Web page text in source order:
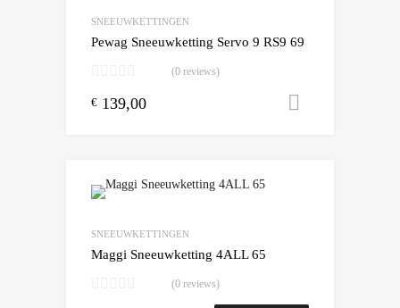
SNEEUWKETTINGEN
Pewag Sneeuwketting Servo 9 RS9 69
(0 reviews)
€ 139,00
SNEEUWKETTINGEN
Maggi Sneeuwketting 4ALL 65
(0 reviews)